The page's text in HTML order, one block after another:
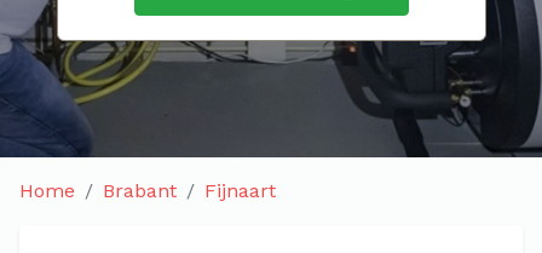
Home Brabant Fijnaart